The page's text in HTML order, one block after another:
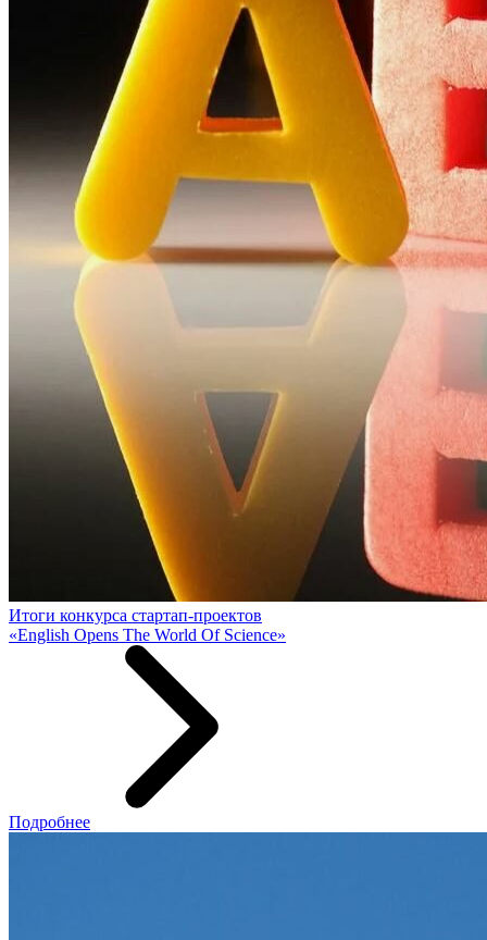
Итоги конкурса стартап-проектов
«English Opens The World Of Science»
Подробнее